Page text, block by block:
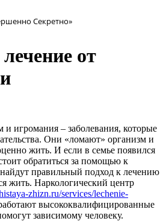
Секретно»
от
и игромания – заболевания, которые
Они «ломают» организм и
жить. И если в семье появился
обратиться за помощью к
правильный подход к лечению
жить. Наркологический центр
zhizn.ru/services/lechenie-
высококвалифицированные
зависимому человеку.